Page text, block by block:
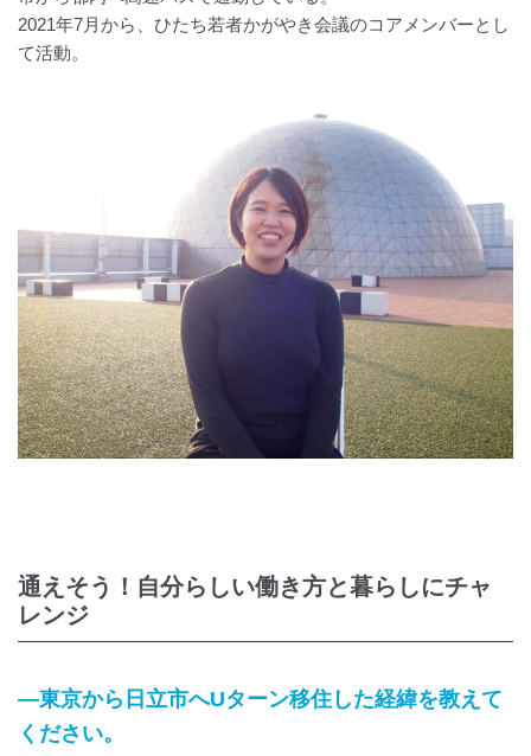
2021年7月から、ひたち若者かがやき会議のコアメンバーとし
て活動。
通えそう！自分らしい働き方と暮らしにチャ
レンジ
―東京から日立市へUターン移住した経緯を教えて
ください。